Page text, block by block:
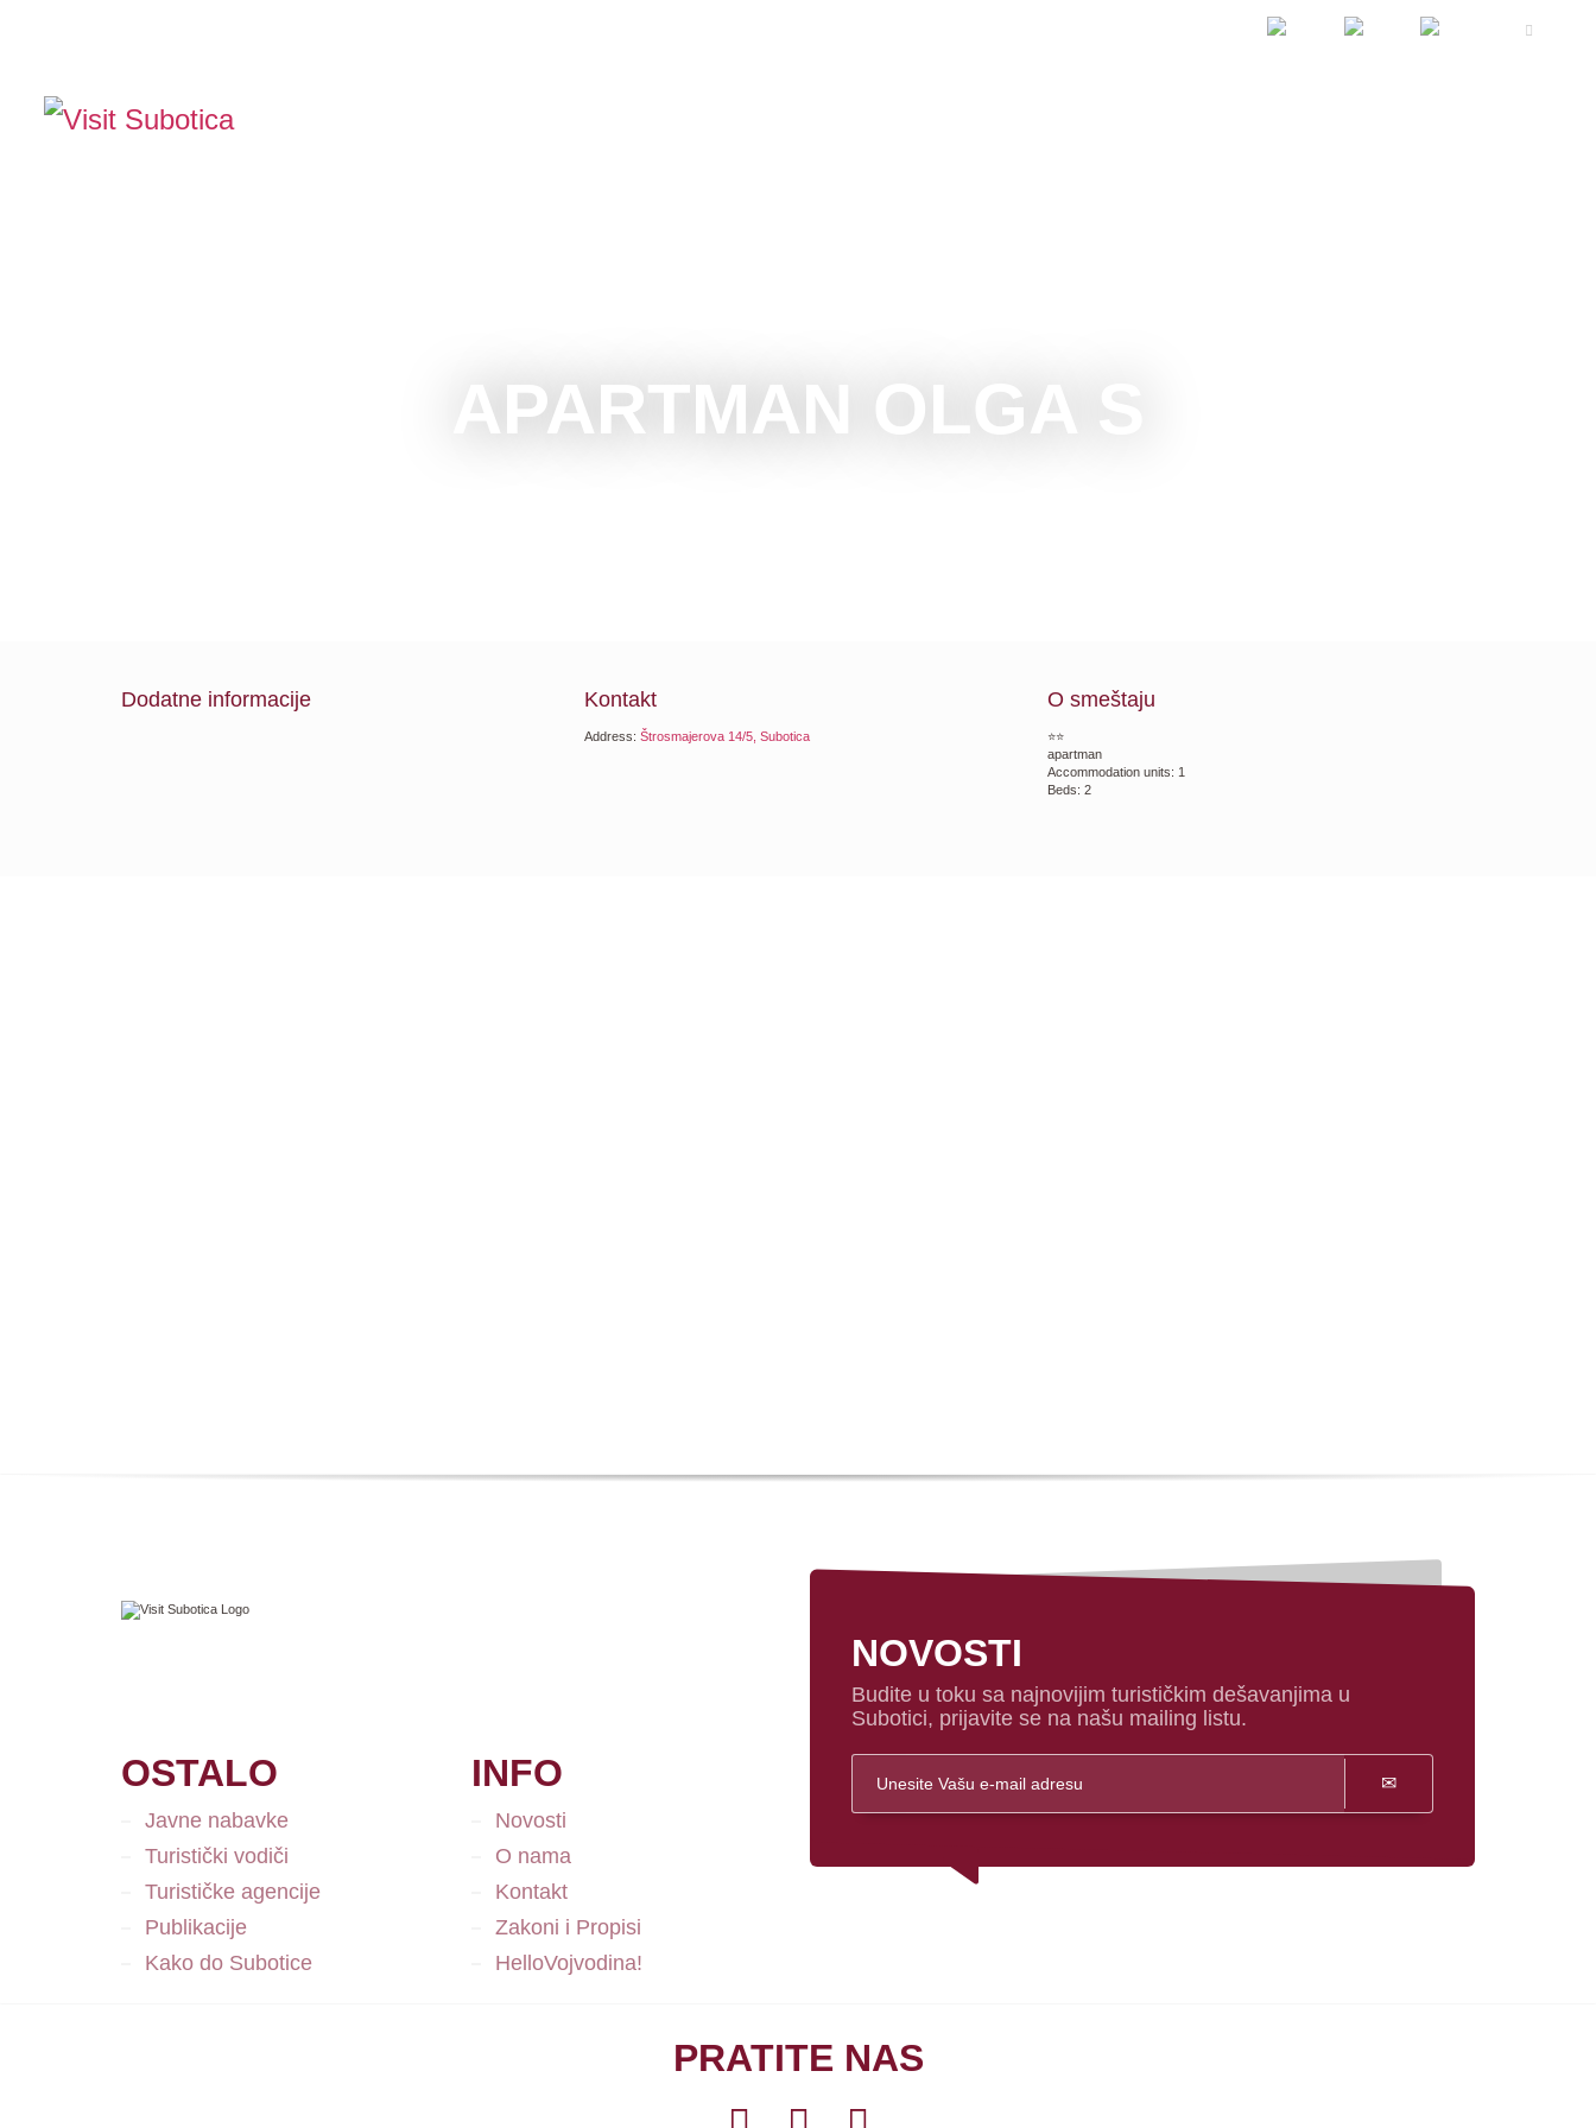
APARTMAN OLGA S
Dodatne informacije Kontakt
Address: Štrosmajerova 14/5, Subotica
O smeštaju
⭐⭐
apartman
Accommodation units: 1
Beds: 2
OSTALO
Javne nabavke
Turistički vodiči
Turističke agencije
Publikacije
Kako do Subotice
INFO
Novosti
O nama
Kontakt
Zakoni i Propisi
HelloVojvodina!
NOVOSTI
Budite u toku sa najnovijim turističkim dešavanjima u
Subotici, prijavite se na našu mailing listu.
PRATITE NAS